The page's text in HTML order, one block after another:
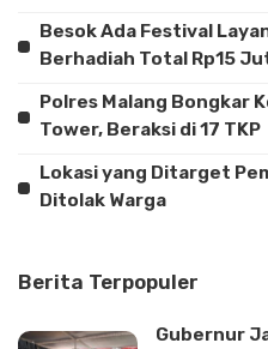
Besok Ada Festival
Berhadiah Total Rp15
Polres Malang Bongkar
Tower, Beraksi di 17 TKP
Lokasi yang Ditarget
Ditolak Warga
Berita Terpopuler
Gubernur